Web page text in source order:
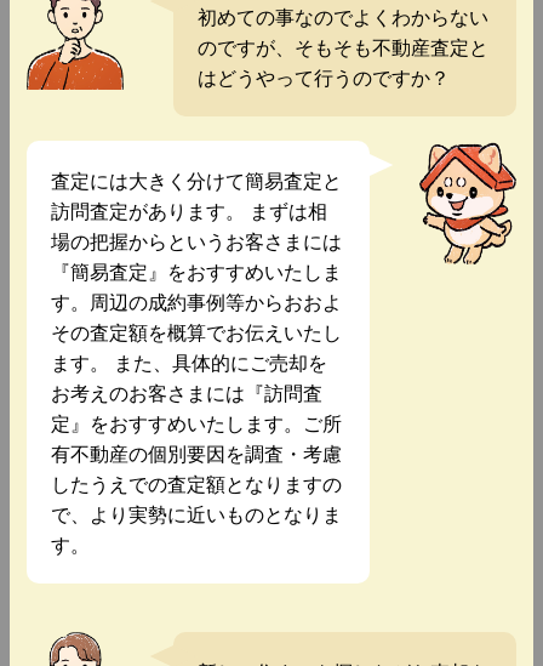
初めての事なのでよくわからない
のですが、そもそも不動産査定と
はどうやって行うのですか？
査定には大きく分けて簡易査定と
訪問査定があります。 まずは相
場の把握からというお客さまには
『簡易査定』をおすすめいたしま
す。周辺の成約事例等からおおよ
その査定額を概算でお伝えいたし
ます。 また、具体的にご売却を
お考えのお客さまには『訪問査
定』をおすすめいたします。ご所
有不動産の個別要因を調査・考慮
したうえでの査定額となりますの
で、より実勢に近いものとなりま
す。